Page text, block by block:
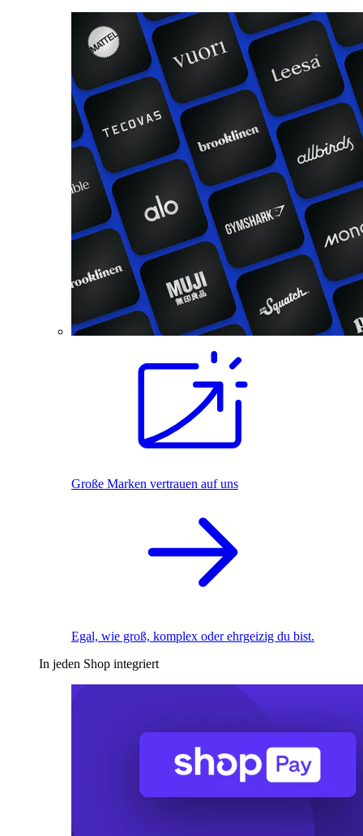
Große Marken vertrauen auf uns
Egal, wie groß, komplex oder ehrgeizig du bist.
In jeden Shop integriert